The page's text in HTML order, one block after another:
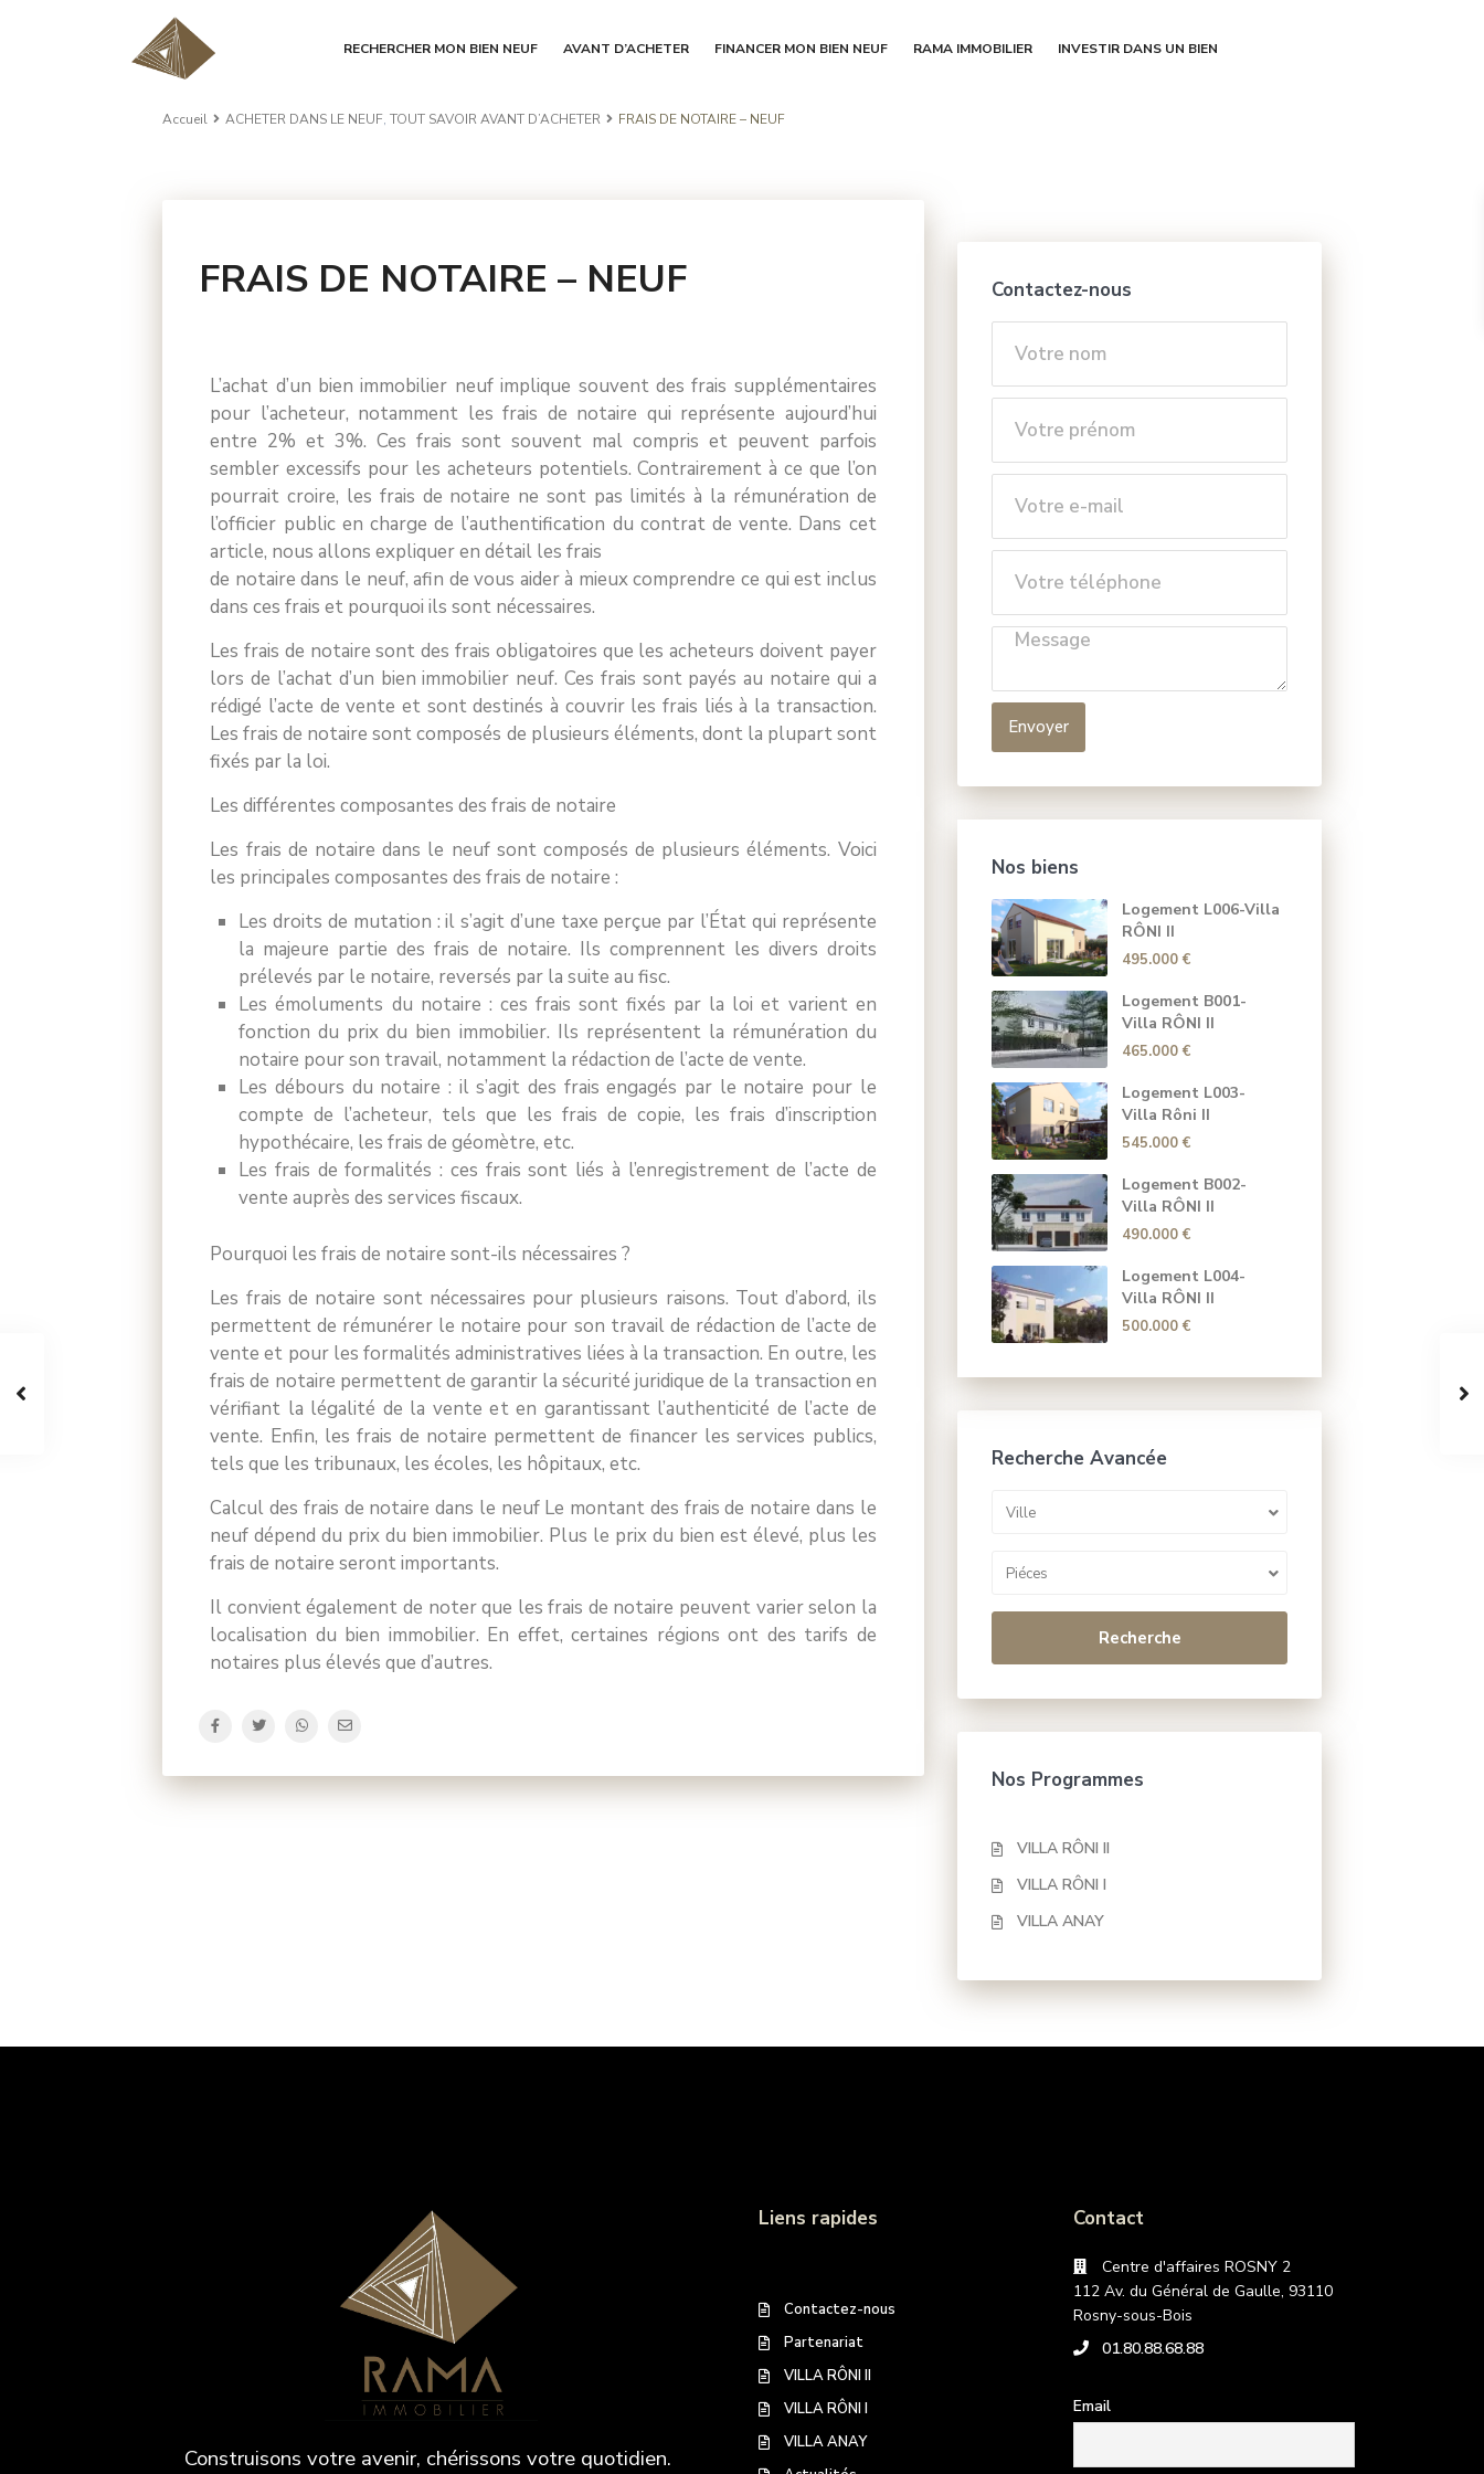
RECHERCHER MON BIEN NEUF AVANT D’ACHETER FINANCER MON BIEN NEUF RAMA IMMOBILIER INVESTIR DANS UN BIEN
Accueil ACHETER DANS LE NEUF, TOUT SAVOIR AVANT D’ACHETER FRAIS DE NOTAIRE – NEUF
FRAIS DE NOTAIRE – NEUF
L’achat d’un bien immobilier neuf implique souvent des frais supplémentaires
pour l’acheteur, notamment les frais de notaire qui représente aujourd’hui
entre 2% et 3%. Ces frais sont souvent mal compris et peuvent parfois
sembler excessifs pour les acheteurs potentiels. Contrairement à ce que l’on
pourrait croire, les frais de notaire ne sont pas limités à la rémunération de
l’officier public en charge de l’authentification du contrat de vente. Dans cet
article, nous allons expliquer en détail les frais
de notaire dans le neuf, afin de vous aider à mieux comprendre ce qui est inclus
dans ces frais et pourquoi ils sont nécessaires.
Les frais de notaire sont des frais obligatoires que les acheteurs doivent payer
lors de l’achat d’un bien immobilier neuf. Ces frais sont payés au notaire qui a
rédigé l’acte de vente et sont destinés à couvrir les frais liés à la transaction.
Les frais de notaire sont composés de plusieurs éléments, dont la plupart sont
fixés par la loi.
Les différentes composantes des frais de notaire
Les frais de notaire dans le neuf sont composés de plusieurs éléments. Voici
les principales composantes des frais de notaire :
Les droits de mutation : il s’agit d’une taxe perçue par l’État qui représente
la majeure partie des frais de notaire. Ils comprennent les divers droits
prélevés par le notaire, reversés par la suite au fisc.
Les émoluments du notaire : ces frais sont fixés par la loi et varient en
fonction du prix du bien immobilier. Ils représentent la rémunération du
notaire pour son travail, notamment la rédaction de l’acte de vente.
Les débours du notaire : il s’agit des frais engagés par le notaire pour le
compte de l’acheteur, tels que les frais de copie, les frais d’inscription
hypothécaire, les frais de géomètre, etc.
Les frais de formalités : ces frais sont liés à l’enregistrement de l’acte de
vente auprès des services fiscaux.
Pourquoi les frais de notaire sont-ils nécessaires ?
Les frais de notaire sont nécessaires pour plusieurs raisons. Tout d’abord, ils
permettent de rémunérer le notaire pour son travail de rédaction de l’acte de
vente et pour les formalités administratives liées à la transaction. En outre, les
frais de notaire permettent de garantir la sécurité juridique de la transaction en
vérifiant la légalité de la vente et en garantissant l’authenticité de l’acte de
vente. Enfin, les frais de notaire permettent de financer les services publics,
tels que les tribunaux, les écoles, les hôpitaux, etc.
Calcul des frais de notaire dans le neuf Le montant des frais de notaire dans le
neuf dépend du prix du bien immobilier. Plus le prix du bien est élevé, plus les
frais de notaire seront importants.
Il convient également de noter que les frais de notaire peuvent varier selon la
localisation du bien immobilier. En effet, certaines régions ont des tarifs de
notaires plus élevés que d’autres.
Contactez-nous
Envoyer
Nos biens
Logement L006-Villa
RÔNI II
495.000 €
Logement B001-
Villa RÔNI II
465.000 €
Logement L003-
Villa Rôni II
545.000 €
Logement B002-
Villa RÔNI II
490.000 €
Logement L004-
Villa RÔNI II
500.000 €
Recherche Avancée
Ville
Piéces
Recherche
Nos Programmes
VILLA RÔNI II
VILLA RÔNI I
VILLA ANAY
Construisons votre avenir, chérissons votre quotidien.
Liens rapides
Contactez-nous
Partenariat
VILLA RÔNI II
VILLA RÔNI I
VILLA ANAY
Contact
Centre d'affaires ROSNY 2
112 Av. du Général de Gaulle, 93110
Rosny-sous-Bois
01.80.88.68.88
Email